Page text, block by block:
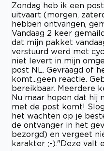
Zondag heb ik een
uitvaart (morgen,
hebben ontvangen,
Vandaag 2 keer
dat mijn pakket
verstuurd werd met
niet levert in mijn
post NL. Gevraagd of
komt...geen reactie.
bereikbaar. Meerdere
Nu maar hopen dat hij
met de post komt!
het wachten op je
de ontvanger in het
bezorgd) en vergeet
karakter ;-)."Deze valt